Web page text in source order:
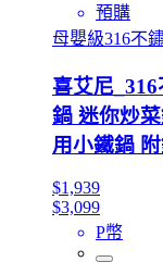
預購
母嬰級316不
喜艾尼
鍋 迷你炒
用小鐵鍋
$1,939
$3,099
P幣